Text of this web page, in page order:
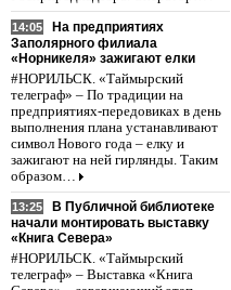
14:05
На предприятиях
Заполярного филиала
«Норникеля» зажигают елки
#НОРИЛЬСК. «Таймырский
телеграф» – По традиции на
предприятиях-передовиках в день
выполнения плана устанавливают
символ Нового года – елку и
зажигают на ней гирлянды. Таким
образом…
13:25
В Публичной библиотеке
начали монтировать выставку
«Книга Севера»
#НОРИЛЬСК. «Таймырский
телеграф» – Выставка «Книга